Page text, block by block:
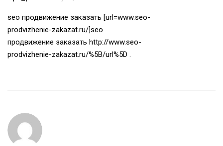
seo продвижение заказать [url=www.seo-
prodvizhenie-zakazat.ru/]seo
продвижение заказать http://www.seo-
prodvizhenie-zakazat.ru/%5B/url%5D .